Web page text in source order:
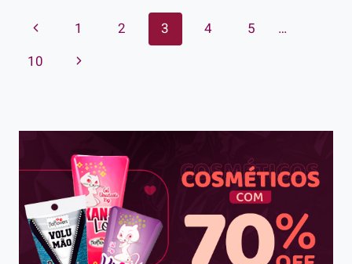
QUE
E
Navegação
da
Página
Anterior
1 2 3 4 5
…
10
Página